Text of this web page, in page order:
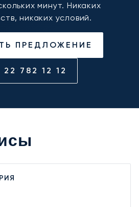
минут. Никаких
никаких условий.
ПРЕДЛОЖЕНИЕ
22 782 12 12